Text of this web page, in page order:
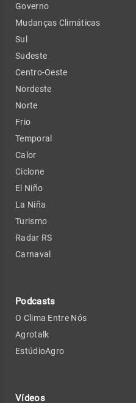
Governo
Mudanças Climáticas
Sul
Sudeste
Centro-Oeste
Nordeste
Norte
Frio
Temporal
Calor
Ciclone
El Niño
La Niña
Turismo
Radar RS
Carnaval
Podcasts
O Clima Entre Nós
Agrotalk
EstúdioAgro
Vídeos